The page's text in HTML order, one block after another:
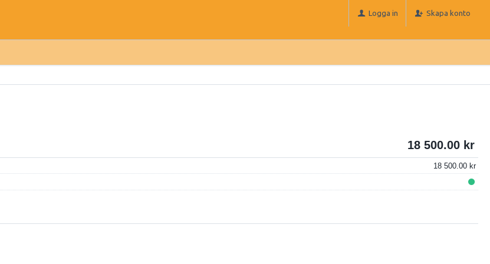
Logga in Skapa konto
18 500.00
18 500.00